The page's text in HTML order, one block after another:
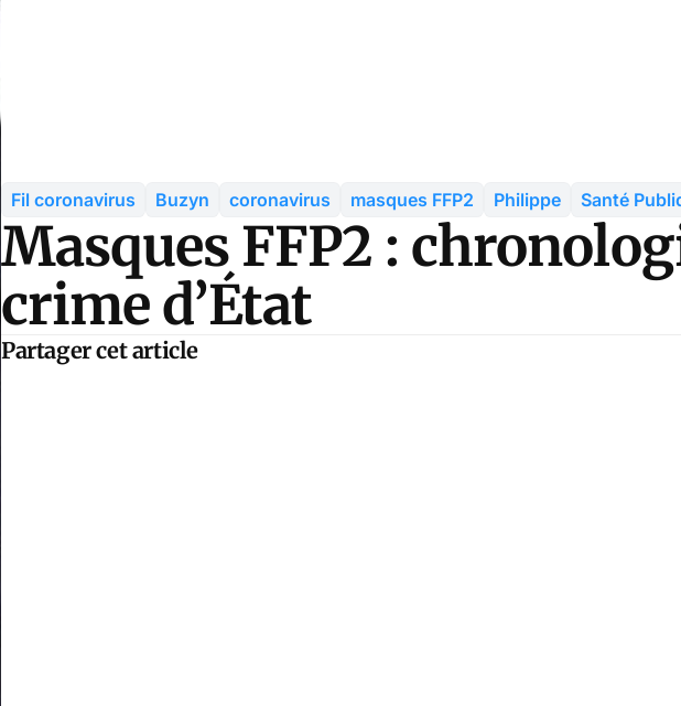
Fil coronavirus Buzyn coronavirus masques FFP2 Philippe Santé
Masques FFP2 :
crime d’État
Partager cet article